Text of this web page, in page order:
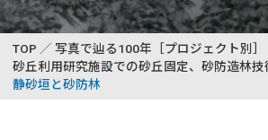
TOP
写真で辿る100年［プロジェクト別］
砂丘利用研究施設での砂丘固定、砂防造林技
静砂垣と砂防林